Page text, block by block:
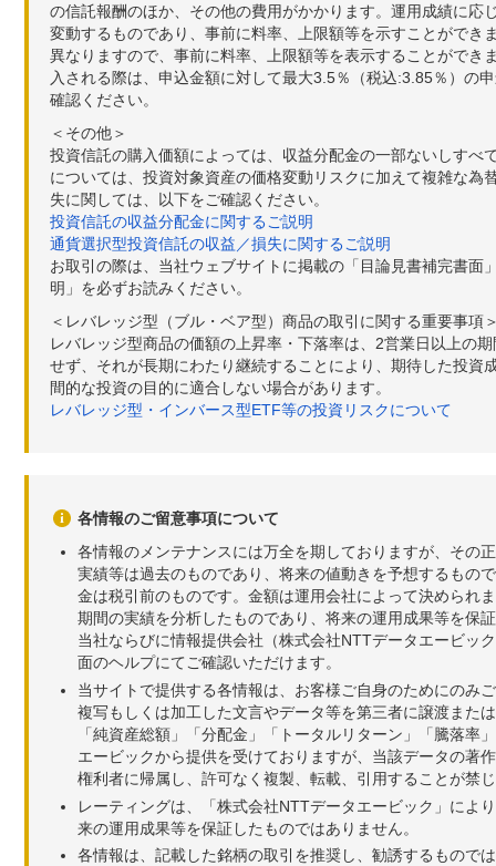
の信託報酬のほか、その他の費用がかかります。運用成績に
変動するものであり、事前に料率、上限額等を示すことがで
異なりますので、事前に料率、上限額等を表示することがで
入される際は、申込金額に対して最大3.5％（税込:3.85％）の
確認ください。
＜その他＞
投資信託の購入価額によっては、収益分配金の一部ないしす
については、投資対象資産の価格変動リスクに加えて複雑な
失に関しては、以下をご確認ください。
投資信託の収益分配金に関するご説明
通貨選択型投資信託の収益／損失に関するご説明
お取引の際は、当社ウェブサイトに掲載の「目論見書補完書
明」を必ずお読みください。
＜レバレッジ型（ブル・ベア型）商品の取引に関する重要事項
レバレッジ型商品の価額の上昇率・下落率は、2営業日以上の
せず、それが長期にわたり継続することにより、期待した投
間的な投資の目的に適合しない場合があります。
レバレッジ型・インバース型ETF等の投資リスクについて
各情報のご留意事項について
各情報のメンテナンスには万全を期しておりますが、その
実績等は過去のものであり、将来の値動きを予想するもの
金は税引前のものです。金額は運用会社によって決められ
期間の実績を分析したものであり、将来の運用成果等を保
当社ならびに情報提供会社（株式会社NTTデータエービッ
面のヘルプにてご確認いただけます。
当サイトで提供する各情報は、お客様ご自身のためにのみ
複写もしくは加工した文言やデータ等を第三者に譲渡また
「純資産総額」「分配金」「トータルリターン」「騰落
エービックから提供を受けておりますが、当該データの著
権利者に帰属し、許可なく複製、転載、引用することが禁
レーティングは、「株式会社NTTデータエービック」によ
来の運用成果等を保証したものではありません。
各情報は、記載した銘柄の取引を推奨し、勧誘するもので